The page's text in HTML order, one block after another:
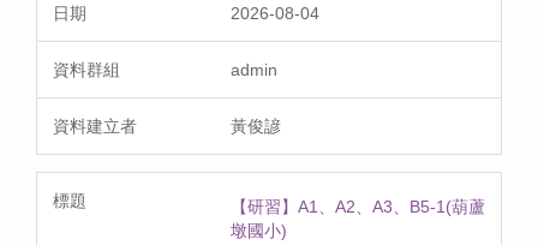
2026-08-04
admin
黃俊諺
【研習】A1、A2、A3、B5-1(葫蘆
墩國小)